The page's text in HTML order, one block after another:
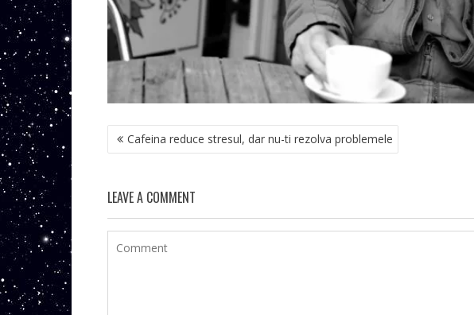
NAVIGARE
ÎN Cafeina reduce stresul, dar nu-ti rezolva problemele
LEAVE A COMMENT